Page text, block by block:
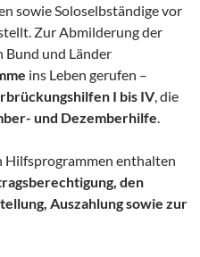
sowie Soloselbständige vor
Zur Abmilderung der
Bund und Länder
ins Leben gerufen –
I bis IV, die
und Dezemberhilfe
Hilfsprogrammen enthalten
den
Auszahlung sowie zur